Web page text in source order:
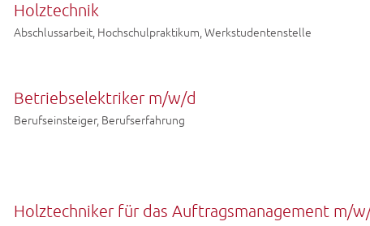
Holztechnik
Abschlussarbeit, Hochschulpraktikum, Werkstudentenstelle
Betriebselektriker m/w/d
Berufseinsteiger, Berufserfahrung
Holztechniker für das Auftragsmanagement m/